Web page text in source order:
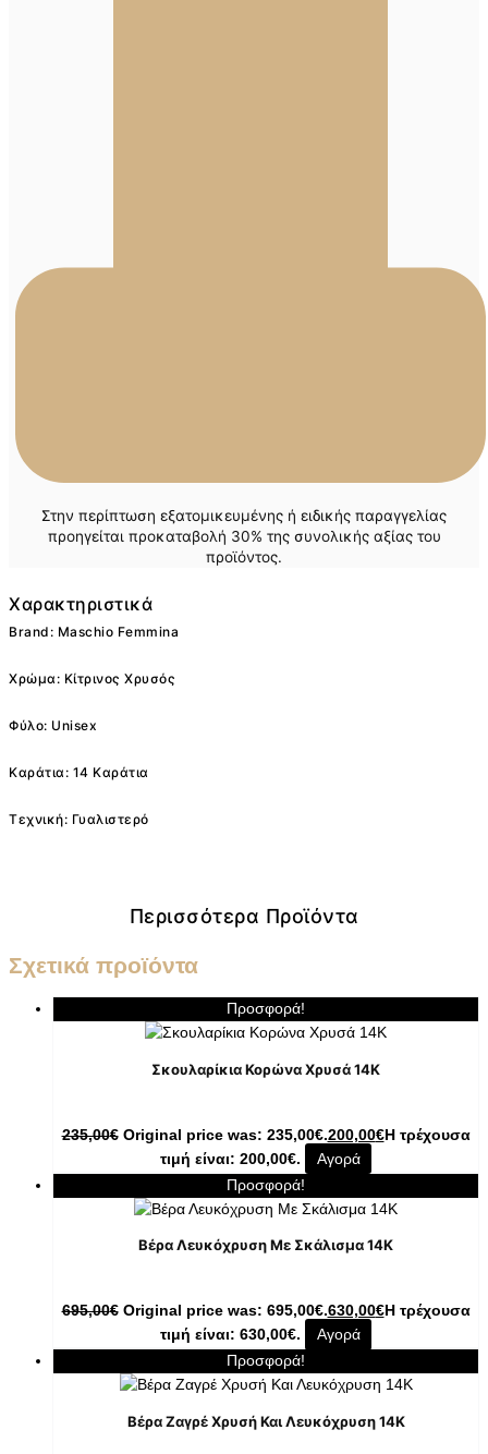
Στην περίπτωση εξατομικευμένης ή ειδικής παραγγελίας
προηγείται προκαταβολή 30% της συνολικής αξίας του
προϊόντος.
Χαρακτηριστικά
Brand: Maschio Femmina
Χρώμα: Κίτρινος Χρυσός
Φύλο: Unisex
Καράτια: 14 Καράτια
Τεχνική: Γυαλιστερό
Περισσότερα Προϊόντα
Σχετικά προϊόντα
Προσφορά!
Σκουλαρίκια Κορώνα Χρυσά 14K
235,00€ Original price was: 235,00€.200,00€Η τρέχουσα
τιμή είναι: 200,00€.
Αγορά
Προσφορά!
Βέρα Λευκόχρυση Με Σκάλισμα 14Κ
695,00€ Original price was: 695,00€.630,00€Η τρέχουσα
τιμή είναι: 630,00€.
Αγορά
Προσφορά!
Βέρα Ζαγρέ Χρυσή Και Λευκόχρυση 14Κ